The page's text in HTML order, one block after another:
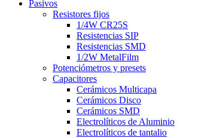
Pasivos
Resistores fijos
1/4W CR25S
Resistencias SIP
Resistencias SMD
1/2W MetalFilm
Potenciómetros y presets
Capacitores
Cerámicos Multicapa
Cerámicos Disco
Cerámicos SMD
Electrolíticos de Aluminio
Electrolíticos de tantalio